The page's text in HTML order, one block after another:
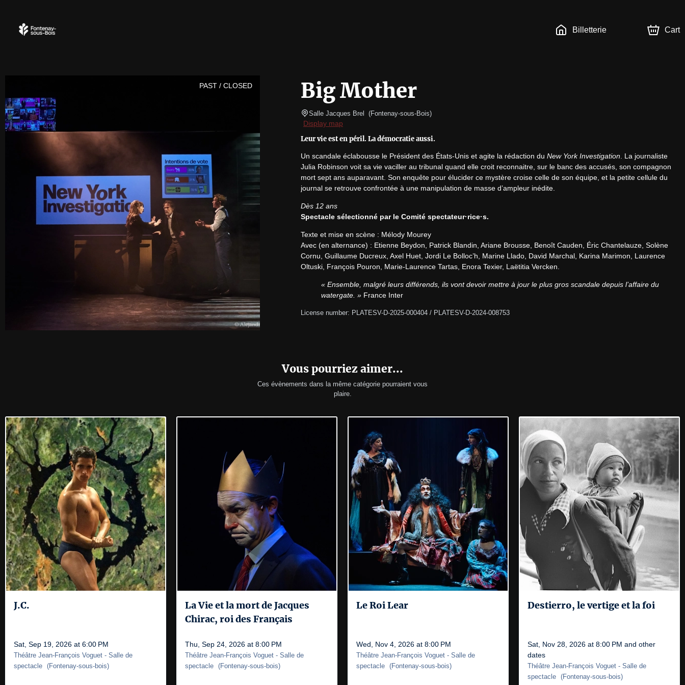
Billetterie Cart
PAST / CLOSED Big Mother
Salle Jacques Brel (Fontenay-sous-Bois)
Display map
Leur vie est en péril. La démocratie aussi.
Un scandale éclabousse le Président des États-Unis et agite la rédaction du New York Investigation . La journaliste
Julia Robinson voit sa vie vaciller au tribunal quand elle croit reconnaitre, sur le banc des accusés, son compagnon
mort sept ans auparavant. Son enquête pour élucider ce mystère croise celle de son équipe, et la petite cellule du
journal se retrouve confrontée à une manipulation de masse d’ampleur inédite.
Dès 12 ans
Spectacle sélectionné par le Comité spectateur·rice·s.
Texte et mise en scène : Mélody Mourey
Avec (en alternance) : Etienne Beydon, Patrick Blandin, Ariane Brousse, Benoît Cauden, Éric Chantelauze, Solène
Cornu, Guillaume Ducreux, Axel Huet, Jordi Le Bolloc’h, Marine Llado, David Marchal, Karina Marimon, Laurence
Oltuski, François Pouron, Marie-Laurence Tartas, Enora Texier, Laëtitia Vercken.
« Ensemble, malgré leurs différends, ils vont devoir mettre à jour le plus gros scandale depuis l’affaire du
watergate. » France Inter
License number: PLATESV-D-2025-000404 / PLATESV-D-2024-008753
Vous pourriez aimer...
Ces évènements dans la même catégorie pourraient vous
plaire.
J.C.
Sat, Sep 19, 2026 at 6:00 PM
Théâtre Jean-François Voguet - Salle de
spectacle (Fontenay-sous-bois)
La Vie et la mort de Jacques
Chirac, roi des Français
Thu, Sep 24, 2026 at 8:00 PM
Théâtre Jean-François Voguet - Salle de
spectacle (Fontenay-sous-bois)
Le Roi Lear
Wed, Nov 4, 2026 at 8:00 PM
Théâtre Jean-François Voguet - Salle de
spectacle (Fontenay-sous-bois)
Destierro, le vertige et la foi
Sat, Nov 28, 2026 at 8:00 PM and other
dates
Théâtre Jean-François Voguet - Salle de
spectacle (Fontenay-sous-bois)